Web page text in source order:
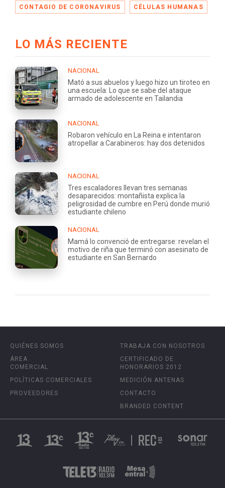
CONTAGIO DE CORONAVIRUS CÉLULAS HUMANAS
LO MÁS RECIENTE
NACIONAL
Mató a sus abuelos y luego hizo un tiroteo en
una escuela: Lo que se sabe del ataque
armado de adolescente en Tailandia
NACIONAL
Robaron vehículo en La Reina e intentaron
atropellar a Carabineros: hay dos detenidos
NACIONAL
Tres escaladores llevan tres semanas
desaparecidos: montañista explica la
peligrosidad de cumbre en Perú donde murió
estudiante chileno
NACIONAL
Mamá lo convenció de entregarse: revelan el
motivo de riña que terminó con asesinato de
estudiante en San Bernardo
QUIÉNES SOMOS
ÁREA
COMERCIAL
POLÍTICAS COMERCIALES
PROVEEDORES
TRABAJA CON NOSOTROS
CERTIFICADO DE
HONORARIOS 2012
MEDICIÓN ANTENAS
CONTACTO
BRANDED CONTENT